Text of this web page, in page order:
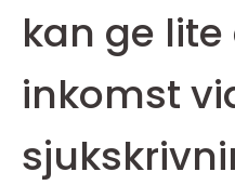
kan ge lite
inkomst